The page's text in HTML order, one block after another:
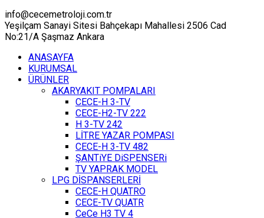
info@cecemetroloji.com.tr
Yeşilçam Sanayi Sitesi Bahçekapı Mahallesi 2506 Cad
No:21/A Şaşmaz Ankara
ANASAYFA
KURUMSAL
ÜRÜNLER
AKARYAKIT POMPALARI
CECE-H 3-TV
CECE-H2-TV 222
H 3-TV 242
LİTRE YAZAR POMPASI
CECE-H 3-TV 482
ŞANTiYE DiSPENSERi
TV YAPRAK MODEL
LPG DİSPANSERLERİ
CECE-H QUATRO
CECE-TV QUATR
CeCe H3 TV 4